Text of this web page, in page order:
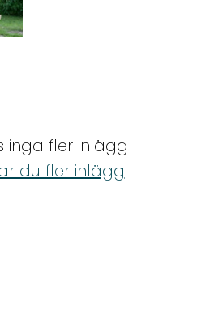
inga fler inlägg
du fler inlägg